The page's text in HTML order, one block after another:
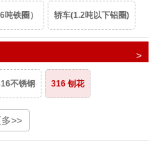
家用电扇 家用台扇
铁圈） 轿车(1.2吨以下铝圈)
(铝圈) 柴油皮卡车（铁圈）
货车(2吨以上 )
不锈钢 316 刨花
钢>>